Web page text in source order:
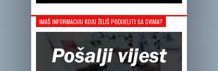
IMAŠ INFORMACIJU KOJU ŽELIŠ PODIJELITI SA SVIMA?